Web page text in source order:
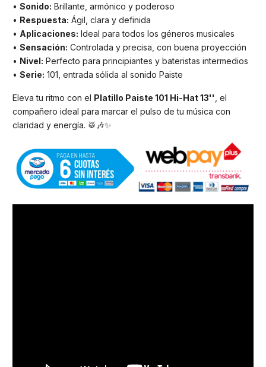
• Sonido: Brillante, armónico y poderoso
• Respuesta: Ágil, clara y definida
• Aplicaciones: Ideal para todos los géneros musicales
• Sensación: Controlada y precisa, con buena proyección
• Nivel: Perfecto para principiantes y bateristas intermedios
• Serie: 101, entrada sólida al sonido Paiste
Eleva tu ritmo con el Platillo Paiste 101 Hi-Hat 13'' , el
compañero ideal para marcar el pulso de tu música con
claridad y energía. 🥁🎶✨